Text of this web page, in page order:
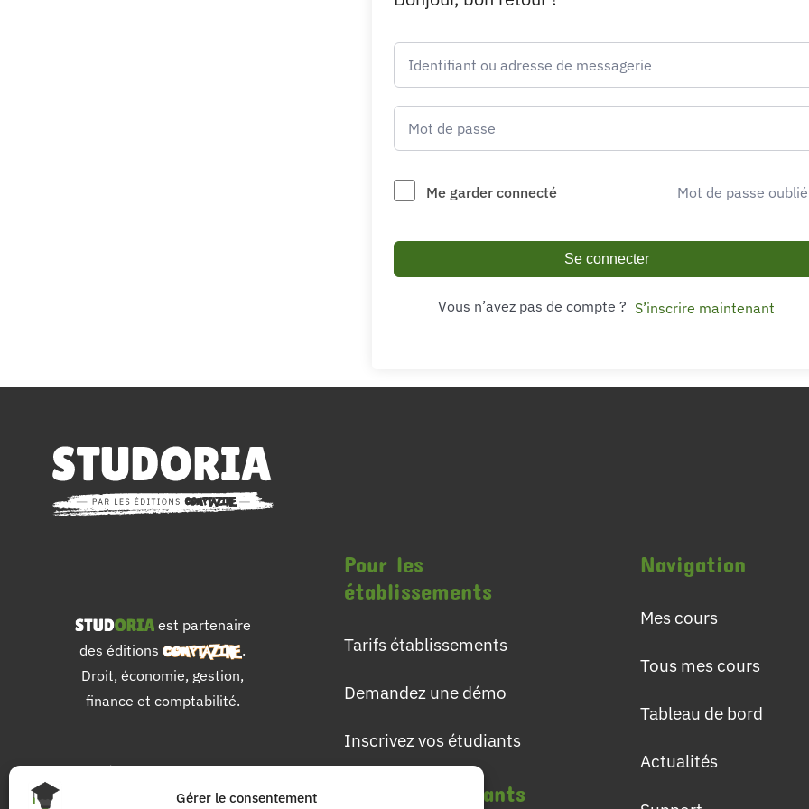
Gérer le consentement
Me garder connecté Mot de passe
Se connecter
Vous n’avez pas de compte ? S’inscrire maintenant
est partenaire
des éditions
.
Droit, économie, gestion,
finance et comptabilité.
Pour les
établissements
Tarifs établissements
Demandez une démo
Inscrivez vos étudiants
Pour les étudiants
Navigation
Mes cours
Tous mes cours
Tableau de bord
Actualités